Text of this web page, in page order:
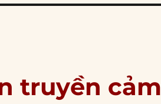
truyền cảm